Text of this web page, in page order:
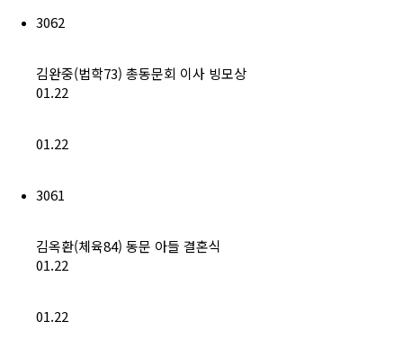
행사안내
동문우대업체
3062
김완중(법학73) 총동문회 이사 빙모상
01.22
01.22
3061
김옥환(체육84) 동문 아들 결혼식
01.22
01.22